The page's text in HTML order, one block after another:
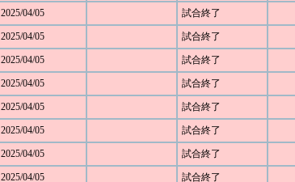
2025/04/05 試合終了
2025/04/05 試合終了
2025/04/05 試合終了
2025/04/05 試合終了
2025/04/05 試合終了
2025/04/05 試合終了
2025/04/05 試合終了
2025/04/05 試合終了